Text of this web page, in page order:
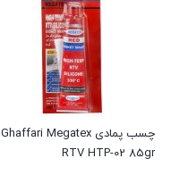
چسب پمادی Ghaffari Megatex
RTV HTP-02 85gr